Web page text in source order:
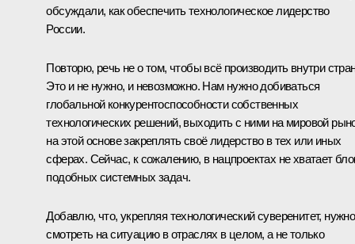
обсуждали, как обеспечить технологическое лидерство
России.
Повторю, речь не о том, чтобы всё производить внутри
Это и не нужно, и невозможно. Нам нужно добиваться
глобальной конкурентоспособности собственных
технологических решений, выходить с ними на мировой
на этой основе закреплять своё лидерство в тех или иных
сферах. Сейчас, к сожалению, в нацпроектах не хватает
подобных системных задач.
Добавлю, что, укрепляя технологический суверенитет, нужно
смотреть на ситуацию в отраслях в целом, а не только